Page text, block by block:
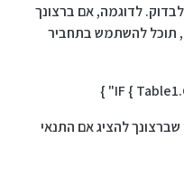
לדוגמה, אם ברצונך
לבדוק אם ערך בטבלה גדול מ-10, תוכל להשתמש בתחביר
להציג אם התנאי